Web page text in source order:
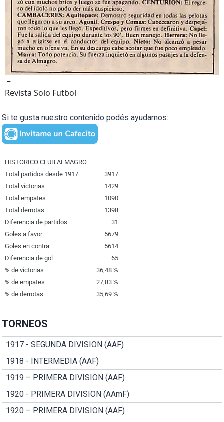
–
Revista Solo Futbol
Si te gusta nuestro contenido podés ayudarnos:
TORNEOS
1917 - SEGUNDA DIVISION (AAF)
1918 - INTERMEDIA (AAF)
1919 – PRIMERA DIVISION (AAF)
1920 - PRIMERA DIVISION (AAmF)
1920 – PRIMERA DIVISION (AAF)